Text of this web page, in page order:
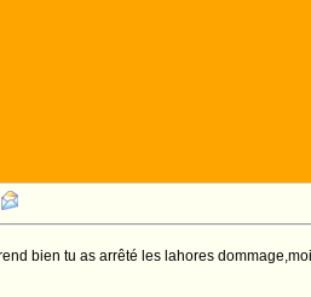
bien tu as arrêté les lahores